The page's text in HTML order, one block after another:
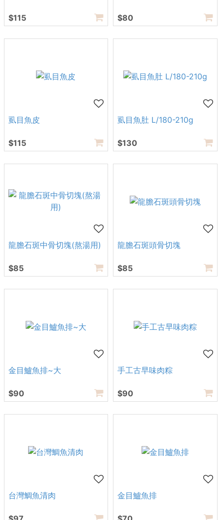
$115 $80
虱目魚皮
$115
虱目魚肚 L/180-210g
$130
龍膽石斑中骨切塊(熬湯用)
$85
龍膽石斑頭骨切塊
$85
金目鱸魚排~大
$90
手工古早味肉粽
$90
台灣鯛魚清肉 金目鱸魚排